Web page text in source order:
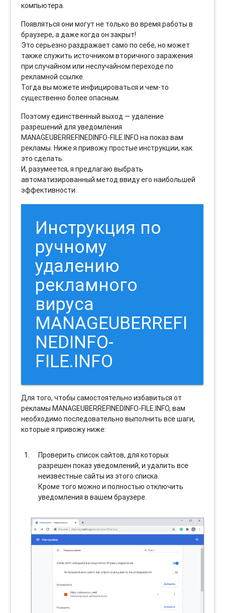
компьютера.
Появляться они могут не только во время работы в
браузере, а даже когда он закрыт!
Это серьезно раздражает само по себе, но может
также служить источником вторичного заражения
при случайном или неслучайном переходе по
рекламной ссылке.
Тогда вы можете инфицироваться и чем-то
существенно более опасным.
Поэтому единственный выход — удаление
разрешений для уведомления
MANAGEUBERREFINEDINFO-FILE.INFO на показ вам
рекламы. Ниже я привожу простые инструкции, как
это сделать.
И, разумеется, я предлагаю выбрать
автоматизированный метод ввиду его наибольшей
эффективности.
Инструкция по
ручному
удалению
рекламного
вируса
MANAGEUBERREFI
NEDINFO-
FILE.INFO
Для того, чтобы самостоятельно избавиться от
рекламы MANAGEUBERREFINEDINFO-FILE.INFO, вам
необходимо последовательно выполнить все шаги,
которые я привожу ниже:
Проверить список сайтов, для которых
разрешен показ уведомлений, и удалить все
неизвестные сайты из этого списка.
Кроме того можно и полностью отключить
уведомления в вашем браузере.